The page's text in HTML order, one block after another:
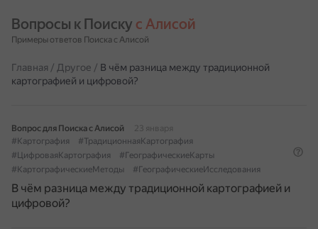
Вопросы к Поиску с Алисой
Примеры ответов Поиска с Алисой
Главная / Другое / В чём разница между традиционной
картографией и цифровой?
Вопрос для Поиска с Алисой
23 января
#Картография
#ТрадиционнаяКартография
#ЦифроваяКартография
#ГеографическиеКарты
#КартографическиеМетоды
#ГеографическиеИсследования
В чём разница между традиционной картографией и
цифровой?